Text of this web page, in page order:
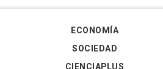
ECONOMÍA
SOCIEDAD